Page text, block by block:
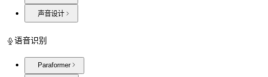
声音设计
语音识别
Paraformer